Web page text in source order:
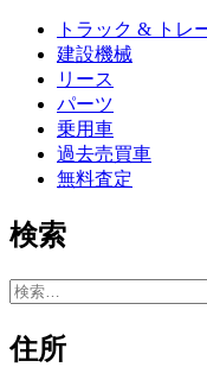
トラック & トレ
建設機械
リース
パーツ
乗用車
過去売買車
無料査定
検索
検
住所